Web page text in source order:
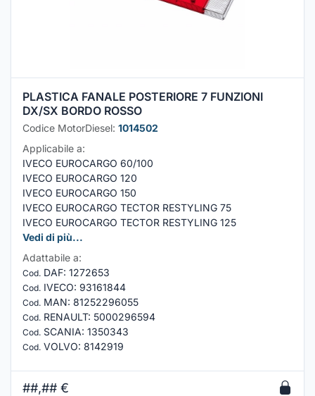
PLASTICA FANALE POSTERIORE 7 FUNZIONI
DX/SX BORDO ROSSO
Codice MotorDiesel: 1014502
Applicabile a:
IVECO EUROCARGO 60/100
IVECO EUROCARGO 120
IVECO EUROCARGO 150
IVECO EUROCARGO TECTOR RESTYLING 75
IVECO EUROCARGO TECTOR RESTYLING 125
Vedi di più...
Adattabile a:
Cod. DAF: 1272653
Cod. IVECO: 93161844
Cod. MAN: 81252296055
Cod. RENAULT: 5000296594
Cod. SCANIA: 1350343
Cod. VOLVO: 8142919
##,## €